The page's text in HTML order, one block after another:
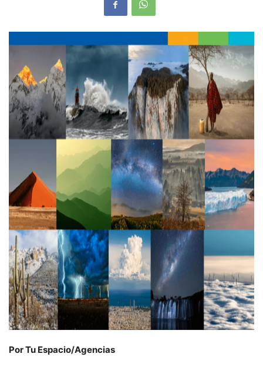
Por Tu Espacio/Agencias